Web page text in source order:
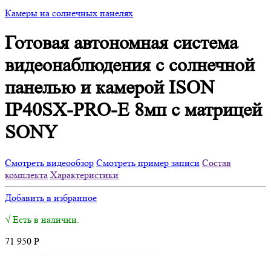
Камеры на солнечных панелях
Готовая автономная система
видеонаблюдения с солнечной
панелью и камерой ISON
IP40SX-PRO-E 8мп с матрицей
SONY
Смотреть видеообзор Смотреть пример записи Состав
комплекта Характеристики
Добавить в избранное
√ Есть в наличии.
71 950 Р